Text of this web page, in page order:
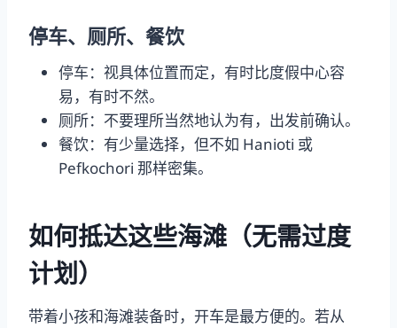
停车、厕所、餐饮
停车：视具体位置而定，有时比度假中心容
易，有时不然。
厕所：不要理所当然地认为有，出发前确认。
餐饮：有少量选择，但不如 Hanioti 或
Pefkochori 那样密集。
如何抵达这些海滩（无需过度
计划）
带着小孩和海滩装备时，开车是最方便的。若从